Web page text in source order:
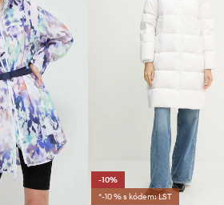
ID produktu
-10%
*-10 % s kódem: LST